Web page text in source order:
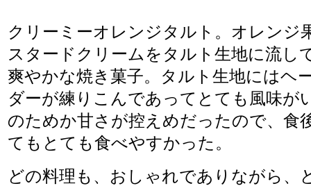
クリーミーオレンジタルト。オレンジ
スタードクリームをタルト生地に流し
爽やかな焼き菓子。タルト生地にはヘ
ダーが練りこんであってとても風味が
のためか甘さが控えめだったので、食
てもとても食べやすかった。
どの料理も、おしゃれでありながら、